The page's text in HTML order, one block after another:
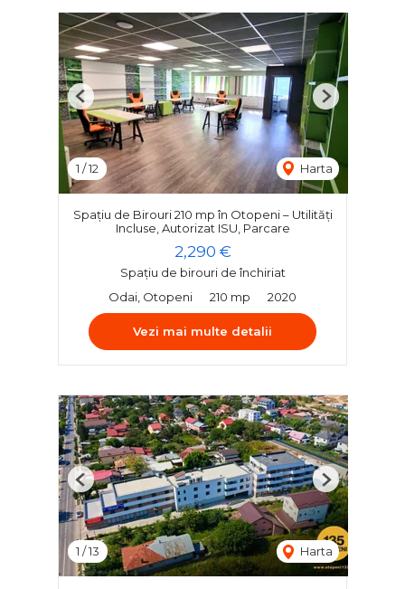
1 /12 Harta
Previous Next
Spațiu de Birouri 210 mp în Otopeni – Utilități
Incluse, Autorizat ISU, Parcare
2,290 €
Spațiu de birouri de închiriat
Odai, Otopeni
210 mp 2020
Vezi mai multe detalii
1 /13 Harta
Previous Next